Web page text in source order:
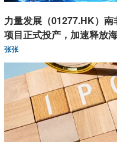
力量发展（01277.HK）
项目正式投产，加速释放
张张